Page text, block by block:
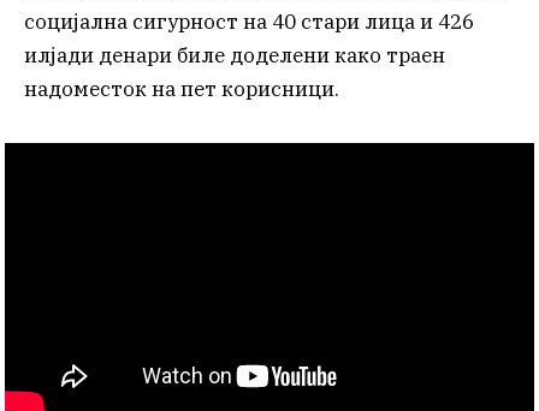
социјална сигурност на 40 стари лица и 426
илјади денари биле доделени како траен
надоместок на пет корисници.